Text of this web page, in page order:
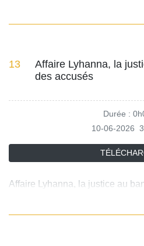
13
Affaire Lyhanna, la
des accusés
Durée :
10-06-2026
Affaire Lyhanna, la justice au